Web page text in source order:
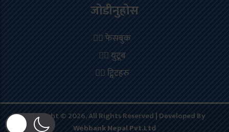
जोडीनुहोस
फेसबुक
युटूब
ट्विटहरु
Copyright © 2026, All Rights Reserved | Developed By
Webbank Nepal Pvt.Ltd